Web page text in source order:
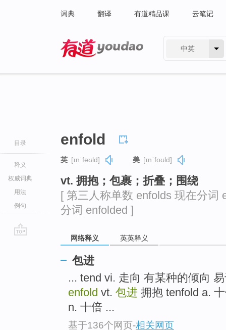
词典 翻译 有道精品课 云笔记
中英
目录
释义
权威词典
用法
例句
enfold
英 [ɪnˈfəʊld] 美 [ɪnˈfoʊld]
vt. 拥抱；包裹；折叠；围绕
[ 第三人称单数 enfolds 现在分词
分词 enfolded ]
网络释义 英英释义
包进
... tend vi. 走向 有某种的倾向
enfold vt. 包进 拥抱 tenfold a.
n. 十倍 ...
基于136个网页-相关网页